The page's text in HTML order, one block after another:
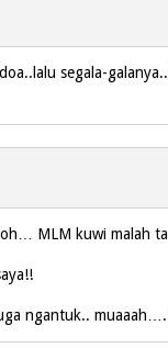
segala-
MLM kuwi malah
ngantuk..